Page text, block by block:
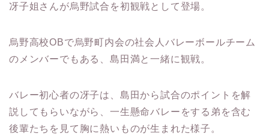
冴子姐さんが烏野試合を初観戦として登場。
烏野高校OBで烏野町内会の社会人バレーボールチーム
のメンバーでもある、島田満と一緒に観戦。
バレー初心者の冴子は、島田から試合のポイントを解
説してもらいながら、一生懸命バレーをする弟を含む
後輩たちを見て胸に熱いものが生まれた様子。